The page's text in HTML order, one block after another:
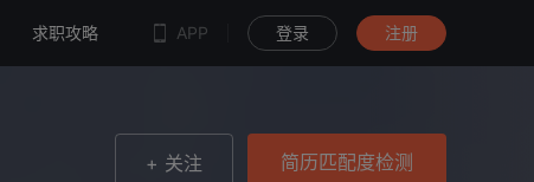
求职攻略 APP 登录 注册
+ 关注 简历匹配度检测